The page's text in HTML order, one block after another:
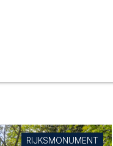
RIJKSMONUMENT